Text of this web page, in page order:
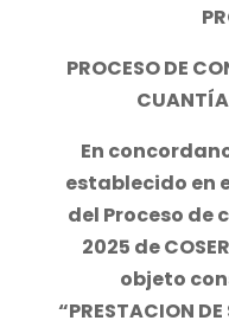
PROCESO DE
En
establecido en
del Proceso de
2025 de
objeto
“PRESTACION